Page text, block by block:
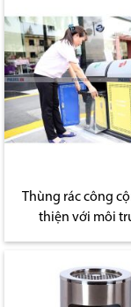
Thùng rác công
thiện với môi